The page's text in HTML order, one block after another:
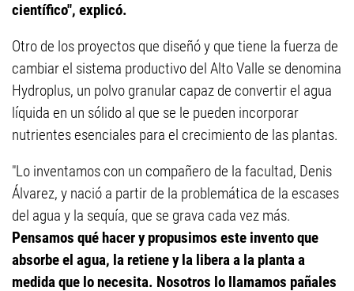
científico", explicó.
Otro de los proyectos que diseñó y que tiene la fuerza de
cambiar el sistema productivo del Alto Valle se denomina
Hydroplus, un polvo granular capaz de convertir el agua
líquida en un sólido al que se le pueden incorporar
nutrientes esenciales para el crecimiento de las plantas.
"Lo inventamos con un compañero de la facultad, Denis
Álvarez, y nació a partir de la problemática de la escases
del agua y la sequía, que se grava cada vez más.
Pensamos qué hacer y propusimos este invento que
absorbe el agua, la retiene y la libera a la planta a
medida que lo necesita. Nosotros lo llamamos pañales